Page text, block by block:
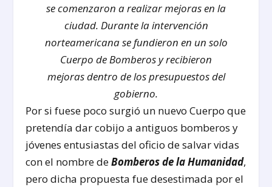
se comenzaron a realizar mejoras en la
ciudad. Durante la intervención
norteamericana se fundieron en un solo
Cuerpo de Bomberos y recibieron
mejoras dentro de los presupuestos del
gobierno.
Por si fuese poco surgió un nuevo Cuerpo que
pretendía dar cobijo a antiguos bomberos y
jóvenes entusiastas del oficio de salvar vidas
con el nombre deBomberos de la Humanidad,
pero dicha propuesta fue desestimada por el